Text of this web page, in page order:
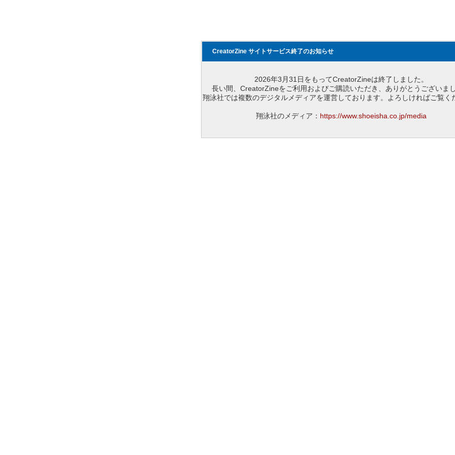
CreatorZine サイトサービス終了のお知らせ
2026年3月31日をもってCreatorZineは終了しました。
長い間、CreatorZineをご利用およびご購読いただき、ありがとうございまし
翔泳社では複数のデジタルメディアを運営しております。よろしければご覧く
翔泳社のメディア： https://www.shoeisha.co.jp/media